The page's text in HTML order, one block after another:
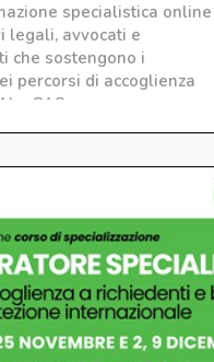
specialistica online
legali, avvocati e
che sostengono i
percorsi di accoglienza
e CAS.